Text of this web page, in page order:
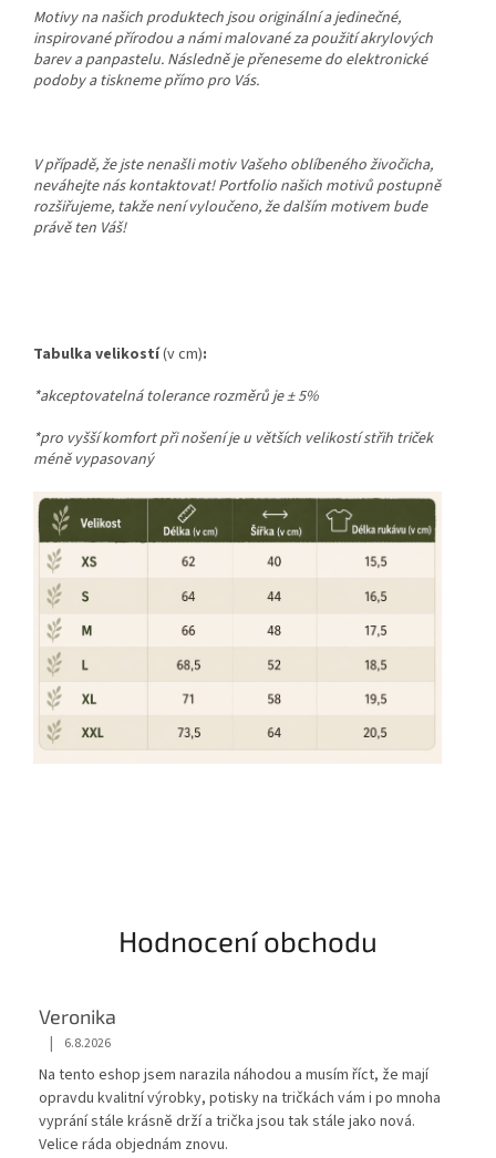
Motivy na našich produktech jsou originální a jedinečné,
inspirované přírodou a námi malované za použití akrylových
barev a panpastelu. Následně je přeneseme do elektronické
podoby a tiskneme přímo pro Vás.
V případě, že jste nenašli motiv Vašeho oblíbeného živočicha,
neváhejte nás kontaktovat! Portfolio našich motivů postupně
rozšiřujeme, takže není vyloučeno, že dalším motivem bude
právě ten Váš!
Tabulka velikostí(v cm):
*akceptovatelná tolerance rozměrů je±5%
*pro vyšší komfort při nošení je u větších velikostí střih triček
méně vypasovaný
Hodnocení obchodu
Veronika
Hodnocení obchodu je 5 z 5 hvězdiček.
| 6.8.2026
Na tento eshop jsem narazila náhodou a musím říct, že mají
opravdu kvalitní výrobky, potisky na tričkách vám i po mnoha
vyprání stále krásnĕ drží a trička jsou tak stále jako nová.
Velice ráda objednám znovu.